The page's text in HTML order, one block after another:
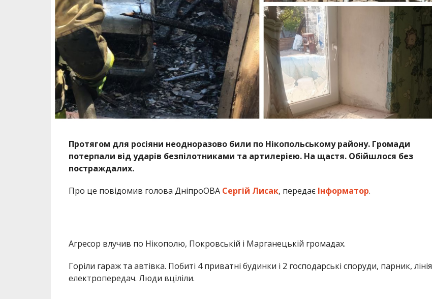
Протягом для росіяни неодноразово били по Нікопольському району. Громади
потерпали від ударів безпілотниками та артилерією. На щастя. Обійшлося без
постраждалих.
Про це повідомив голова ДніпроОВА Сергій Лисак, передає Інформатор.
Агресор влучив по Нікополю, Покровській і Марганецькій громадах.
Горіли гараж та автівка. Побиті 4 приватні будинки і 2 господарські споруди, парник, лінія
електропередач. Люди вціліли.